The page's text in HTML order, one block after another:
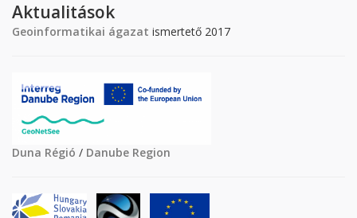
Aktualitások
Geoinformatikai ágazat ismertető 2017
Duna Régió / Danube Region